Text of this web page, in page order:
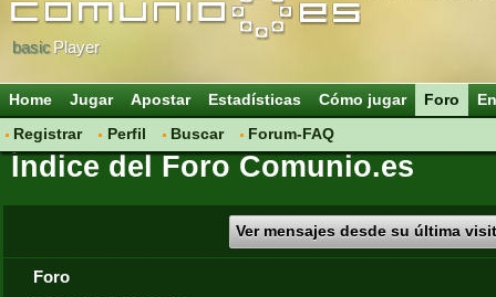
basicPlayer
Home Jugar Apostar Estadísticas Cómo jugar
Foro
Registrar
Perfil Buscar Forum-FAQ
Índice del Foro Comunio.es
Ver mensajes desde su última
Foro